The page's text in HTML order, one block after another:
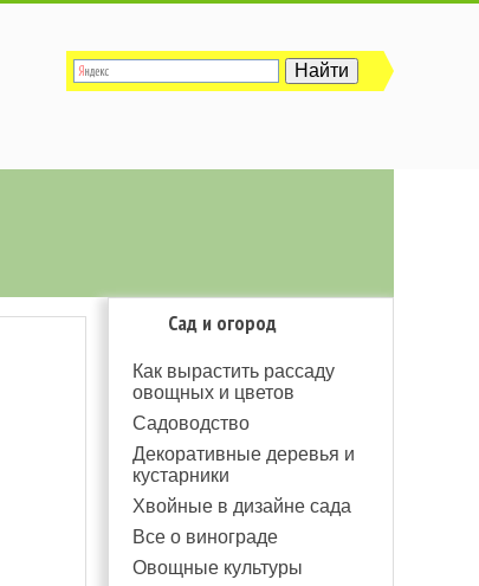
Сад и огород
Как вырастить рассаду
овощных и цветов
Садоводство
Декоративные деревья и
кустарники
Хвойные в дизайне сада
Все о винограде
Овощные культуры